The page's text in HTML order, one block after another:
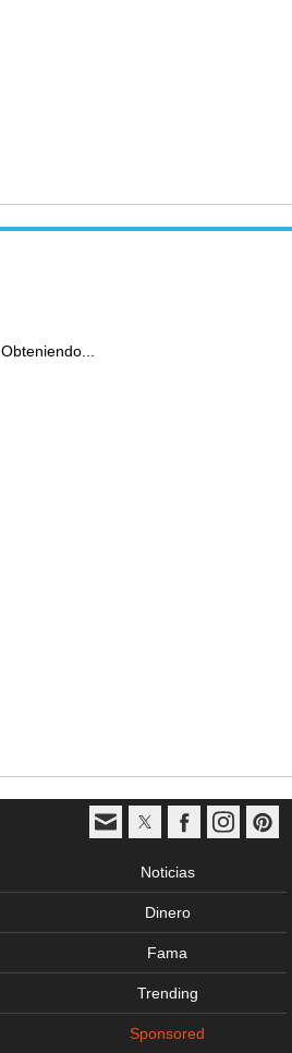
Obteniendo...
Noticias
Dinero
Fama
Trending
Sponsored